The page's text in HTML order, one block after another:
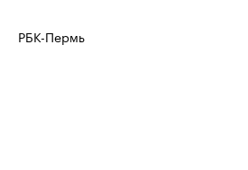
РБК-Пермь